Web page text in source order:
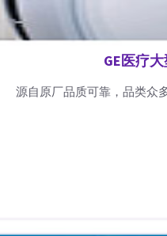
GE医疗
源自原厂品质可靠，品类众